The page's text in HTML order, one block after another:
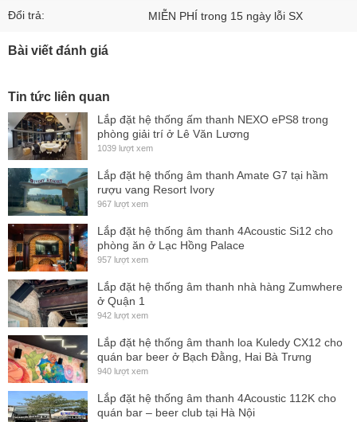
Đổi trả: MIỄN PHÍ trong 15 ngày lỗi SX
Bài viết đánh giá
Tin tức liên quan
Lắp đặt hệ thống ấm thanh NEXO ePS8 trong
phòng giải trí ở Lê Văn Lương
1039 lượt xem
Lắp đặt hệ thống âm thanh Amate G7 tại hầm
rượu vang Resort Ivory
967 lượt xem
Lắp đặt hệ thống âm thanh 4Acoustic Si12 cho
phòng ăn ở Lạc Hồng Palace
957 lượt xem
Lắp đặt hệ thống âm thanh nhà hàng Zumwhere
ở Quận 1
942 lượt xem
Lắp đặt hệ thống âm thanh loa Kuledy CX12 cho
quán bar beer ở Bạch Đằng, Hai Bà Trưng
940 lượt xem
Lắp đặt hệ thống âm thanh 4Acoustic 112K cho
quán bar – beer club tại Hà Nội